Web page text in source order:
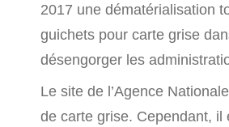
2017 une dématérialisation
guichets pour carte grise
désengorger les
Le site de l’Agence
de carte grise. Cependant, il